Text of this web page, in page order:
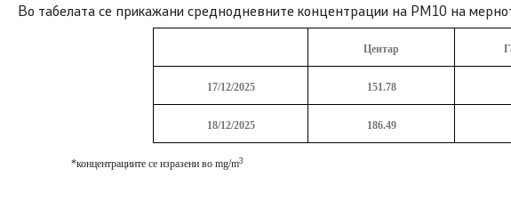
Во табелата се прикажани среднодневните концентрации на PM10 на
Центар
17/12/2025 151.78
18/12/2025 186.49
*концентрациите се изразени во mg/m3